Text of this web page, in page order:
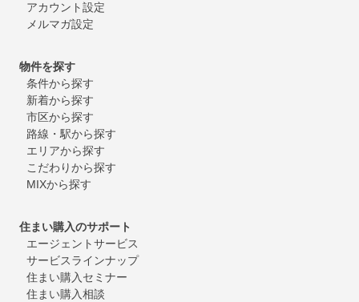
アカウント設定
メルマガ設定
物件を探す
条件から探す
新着から探す
市区から探す
路線・駅から探す
エリアから探す
こだわりから探す
MIXから探す
住まい購入のサポート
エージェントサービス
サービスラインナップ
住まい購入セミナー
住まい購入相談